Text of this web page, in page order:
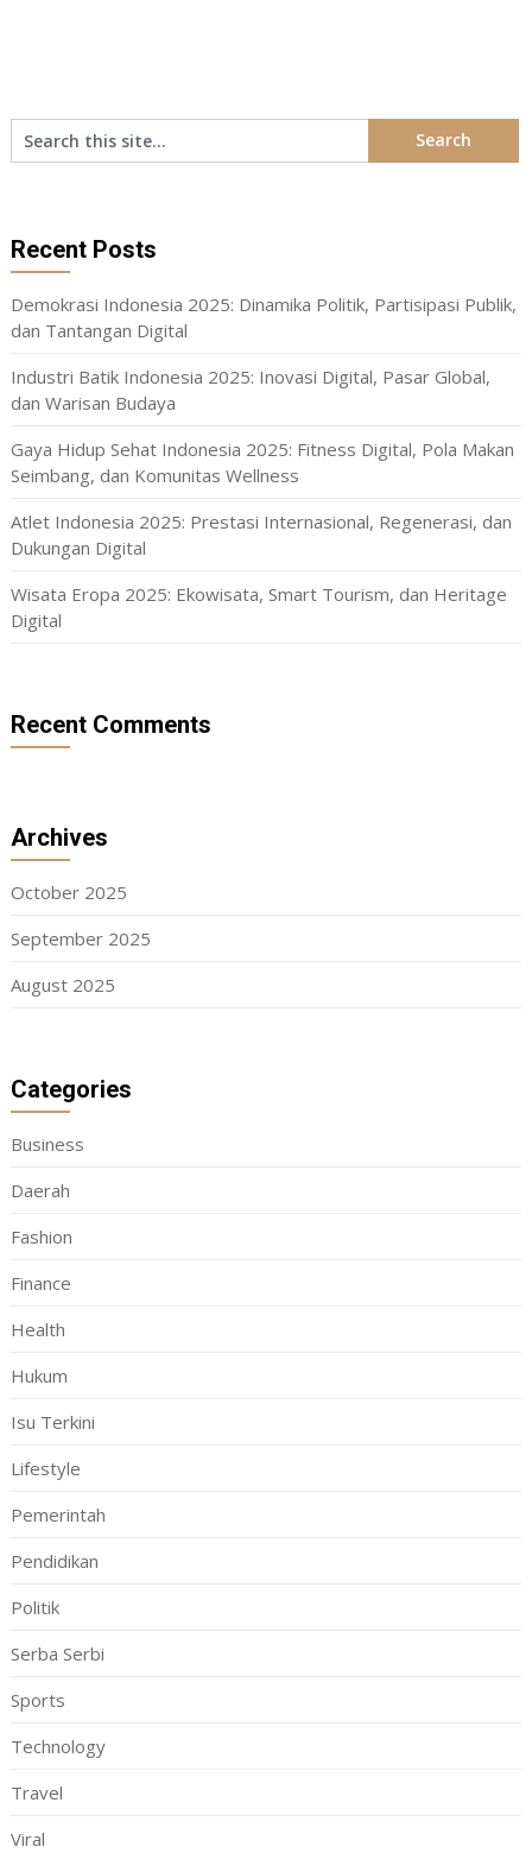
Recent Posts
Demokrasi Indonesia 2025: Dinamika Politik, Partisipasi Publik,
dan Tantangan Digital
Industri Batik Indonesia 2025: Inovasi Digital, Pasar Global,
dan Warisan Budaya
Gaya Hidup Sehat Indonesia 2025: Fitness Digital, Pola Makan
Seimbang, dan Komunitas Wellness
Atlet Indonesia 2025: Prestasi Internasional, Regenerasi, dan
Dukungan Digital
Wisata Eropa 2025: Ekowisata, Smart Tourism, dan Heritage
Digital
Recent Comments
Archives
October 2025
September 2025
August 2025
Categories
Business
Daerah
Fashion
Finance
Health
Hukum
Isu Terkini
Lifestyle
Pemerintah
Pendidikan
Politik
Serba Serbi
Sports
Technology
Travel
Viral